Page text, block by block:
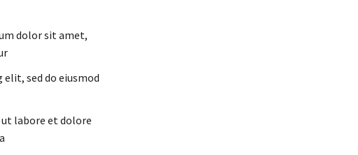
dolor sit amet,
elit, sed do eiusmod
labore et dolore